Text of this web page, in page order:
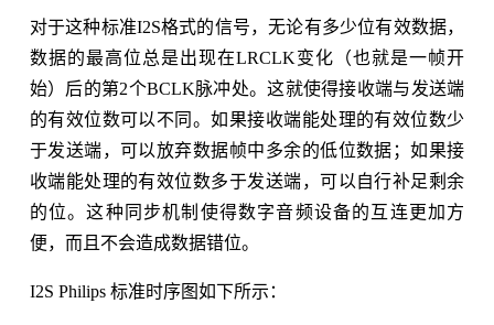
对于这种标准I2S格式的信号，无论有多少位有效数据，
数据的最高位总是出现在LRCLK变化（也就是一帧开
始）后的第2个BCLK脉冲处。这就使得接收端与发送端
的有效位数可以不同。如果接收端能处理的有效位数少
于发送端，可以放弃数据帧中多余的低位数据；如果接
收端能处理的有效位数多于发送端，可以自行补足剩余
的位。这种同步机制使得数字音频设备的互连更加方
便，而且不会造成数据错位。
I2S Philips 标准时序图如下所示：